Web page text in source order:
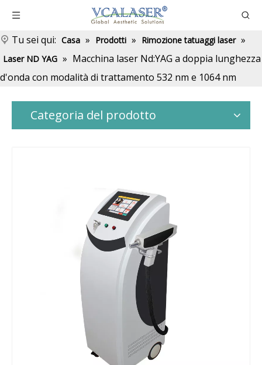
Tu sei qui: Casa » Prodotti » Rimozione tatuaggi laser »
Laser ND YAG » Macchina laser Nd:YAG a doppia lunghezza
d'onda con modalità di trattamento 532 nm e 1064 nm
Categoria del prodotto